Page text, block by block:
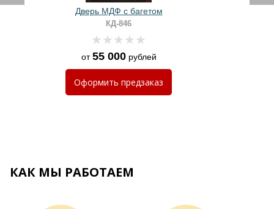
Дверь МДФ с багетом
КД-846
от55 000рублей
Оформить предзаказ
КАК МЫ РАБОТАЕМ